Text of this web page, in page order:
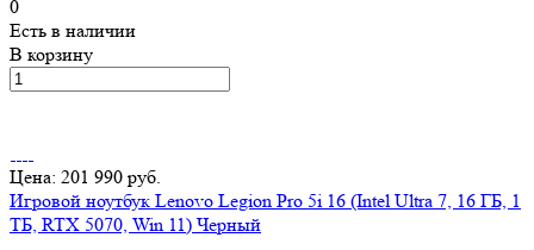
0
Есть в наличии
В корзину
Цена: 201 990 руб.
Игровой ноутбук Lenovo Legion Pro 5i 16 (Intel Ultra 7, 16 ГБ, 1
ТБ, RTX 5070, Win 11) Черный